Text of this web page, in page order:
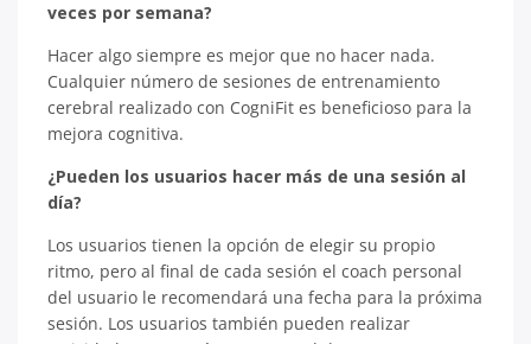
veces por semana?
Hacer algo siempre es mejor que no hacer nada.
Cualquier número de sesiones de entrenamiento
cerebral realizado con CogniFit es beneficioso para la
mejora cognitiva.
¿Pueden los usuarios hacer más de una sesión al
día?
Los usuarios tienen la opción de elegir su propio
ritmo, pero al final de cada sesión el coach personal
del usuario le recomendará una fecha para la próxima
sesión. Los usuarios también pueden realizar